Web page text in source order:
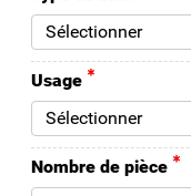
Usage
Nombre de pièce